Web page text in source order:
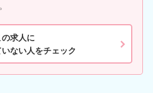
求人に
ない人をチェック